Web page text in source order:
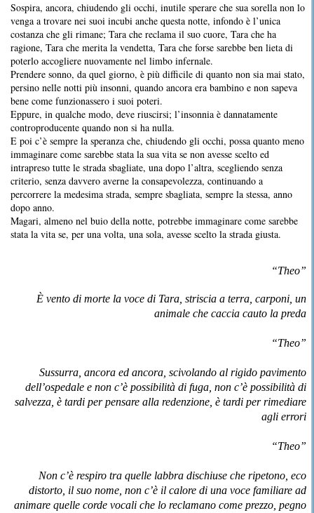
Sospira, ancora, chiudendo gli occhi, inutile sperare che sua sorella non lo
venga a trovare nei suoi incubi anche questa notte, infondo è l’unica
costanza che gli rimane; Tara che reclama il suo cuore, Tara che ha
ragione, Tara che merita la vendetta, Tara che forse sarebbe ben lieta di
poterlo accogliere nuovamente nel limbo infernale.
Prendere sonno, da quel giorno, è più difficile di quanto non sia mai stato,
persino nelle notti più insonni, quando ancora era bambino e non sapeva
bene come funzionassero i suoi poteri.
Eppure, in qualche modo, deve riuscirsi; l’insonnia è dannatamente
controproducente quando non si ha nulla.
E poi c’è sempre la speranza che, chiudendo gli occhi, possa quanto meno
immaginare come sarebbe stata la sua vita se non avesse scelto ed
intrapreso tutte le strada sbagliate, una dopo l’altra, scegliendo senza
criterio, senza davvero averne la consapevolezza, continuando a
percorrere la medesima strada, sempre sbagliata, sempre la stessa, anno
dopo anno.
Magari, almeno nel buio della notte, potrebbe immaginare come sarebbe
stata la vita se, per una volta, una sola, avesse scelto la strada giusta.
“Theo”
È vento di morte la voce di Tara, striscia a terra, carponi, un
animale che caccia cauto la preda
“Theo”
Sussurra, ancora ed ancora, scivolando al rigido pavimento
dell’ospedale e non c’è possibilità di fuga, non c’è possibilità di
salvezza, è tardi per pensare alla redenzione, è tardi per rimediare
agli errori
“Theo”
Non c’è respiro tra quelle labbra dischiuse che ripetono, eco
distorto, il suo nome, non c’è il calore di una voce familiare ad
animare quelle corde vocali che lo reclamano come prezzo, pegno